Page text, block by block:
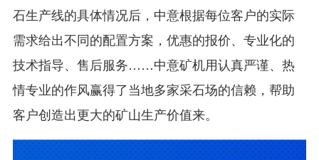
石生产线的具体情况后，中意根据每位客户的实际
需求给出不同的配置方案，优惠的报价、专业化的
技术指导、售后服务……中意矿机用认真严谨、热
情专业的作风赢得了当地多家采石场的信赖，帮助
客户创造出更大的矿山生产价值来。